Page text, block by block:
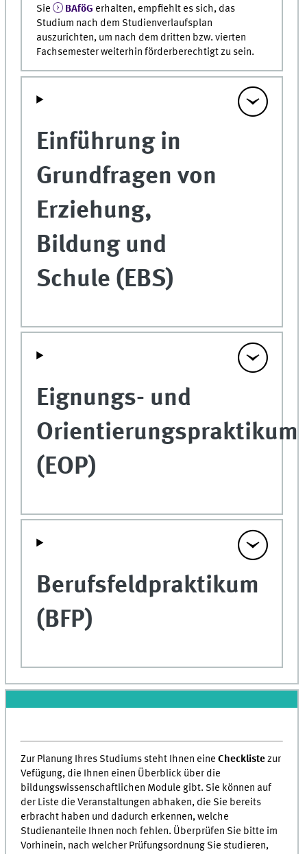
Sie BAföG erhalten, empfiehlt es sich, das
Studium nach dem Studienverlaufsplan
auszurichten, um nach dem dritten bzw. vierten
Fachsemester weiterhin förderberechtigt zu sein.
Einführung in
Grundfragen von
Erziehung,
Bildung und
Schule (EBS)
Eignungs- und
Orientierungspraktikum
(EOP)
Berufsfeldpraktikum
(BFP)
Zur Planung Ihres Studiums steht Ihnen eineChecklistezur
Vefügung, die Ihnen einen Überblick über die
bildungswissenschaftlichen Module gibt. Sie können auf
der Liste die Veranstaltungen abhaken, die Sie bereits
erbracht haben und dadurch erkennen, welche
Studienanteile Ihnen noch fehlen. Überprüfen Sie bitte im
Vorhinein, nach welcher Prüfungsordnung Sie studieren,